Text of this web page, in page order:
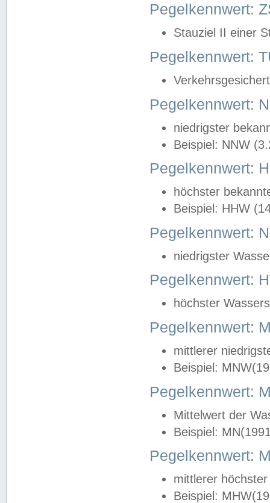
Pegelkennwert:
Stauziel II einer
Pegelkennwert:
Pegelkennwert:
niedrigster
Beispiel: NNW
Pegelkennwert:
höchster
Beispiel: HHW
Pegelkennwert:
niedrigster
Pegelkennwert:
höchster
Pegelkennwert:
mittlerer
Beispiel:
Pegelkennwert:
Mittelwert der
Beispiel:
Pegelkennwert:
mittlerer
Beispiel: